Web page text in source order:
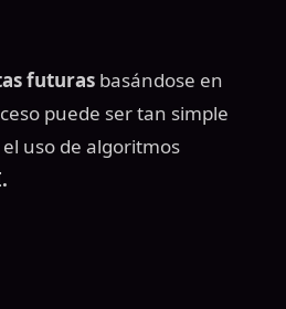
futuras basándose en
puede ser tan simple
uso de algoritmos